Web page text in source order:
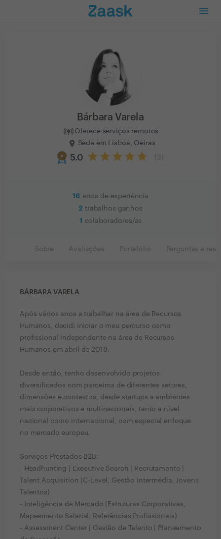
Bárbara Varela
Oferece serviços remotos
Sede em Lisboa, Oeiras
5.0 3
16 anos de experiência
2 trabalhos ganhos
1
colaboradores/as
Sobre Avaliações Portefólio Perguntas e
BÁRBARA VARELA
Após vários anos a trabalhar na área de Recursos
Humanos, decidi iniciar o meu percurso como
profissional independente na área de Recursos
Humanos em abril de 2018.
Desde então, tenho desenvolvido projetos
diversificados com parceiros de diferentes setores,
dimensões e contextos, desde startups a ambientes
mais corporativos e multinacionais, tanto a nível
nacional como internacional, com especial enfoque
no mercado europeu.
Serviços Prestados B2B:
- Headhunting | Executive Search | Recrutamento |
Talent Acquisition (C-Level, Gestão Intermédia, Jovens
Talentos)
- Inteligência de Mercado (Estruturas Corporativas,
Mapeamento Salarial, Referências Profissionais)
- Assessment Center | Gestão de Talento | Planeamento